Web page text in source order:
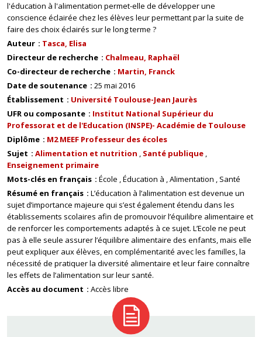
l'éducation à l'alimentation permet-elle de développer une
conscience éclairée chez les élèves leur permettant par la suite de
faire des choix éclairés sur le long terme ?
Auteur
Tasca, Elisa
Directeur de recherche
Chalmeau, Raphaël
Co-directeur de recherche
Martin, Franck
Date de soutenance
25 mai 2016
Établissement
Université Toulouse-Jean Jaurès
UFR ou composante
Institut National Supérieur du
Professorat et de l'Education (INSPE)- Académie de Toulouse
Diplôme
M2 MEEF Professeur des écoles
Sujet
Alimentation et nutrition
Santé publique
Enseignement primaire
Mots-clés en français
École Éducation à Alimentation
Santé
Résumé en français
L’éducation à l’alimentation est devenue un
sujet d’importance majeure qui s’est également étendu dans les
établissements scolaires afin de promouvoir l’équilibre alimentaire et
de renforcer les comportements adaptés à ce sujet. L’Ecole ne peut
pas à elle seule assurer l’équilibre alimentaire des enfants, mais elle
peut expliquer aux élèves, en complémentarité avec les familles, la
nécessité de pratiquer la diversité alimentaire et leur faire connaître
les effets de l’alimentation sur leur santé.
Accès au document
Accès libre